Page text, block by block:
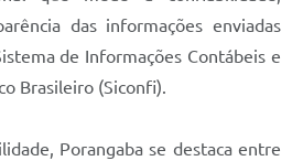
das informações enviadas
de Informações Contábeis e
Brasileiro (Siconfi).
Porangaba se destaca entre